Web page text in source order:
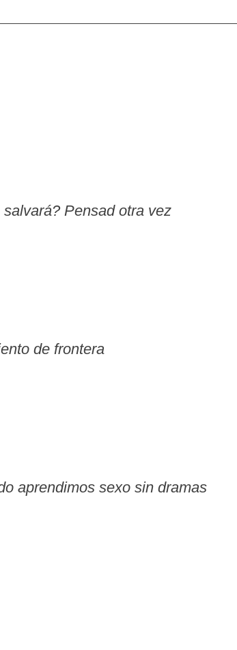
Pensad otra vez
de frontera
aprendimos sexo sin dramas